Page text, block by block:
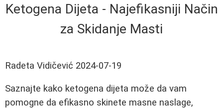
Ketogena Dijeta - Najefikasniji Način
za Skidanje Masti
Radeta Vidičević 2024-07-19
Saznajte kako ketogena dijeta može da vam
pomogne da efikasno skinete masne naslage,